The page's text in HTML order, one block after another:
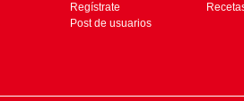
Regístrate
Post de usuarios